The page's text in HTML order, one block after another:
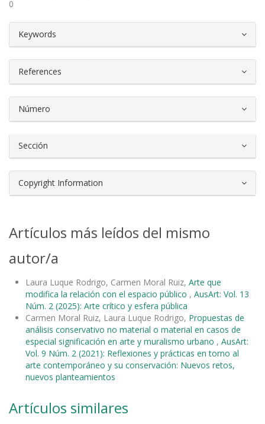
0
Keywords
References
Número
Sección
Copyright Information
Artículos más leídos del mismo
autor/a
Laura Luque Rodrigo, Carmen Moral Ruiz, Arte que
modifica la relación con el espacio público , AusArt: Vol. 13
Núm. 2 (2025): Arte crítico y esfera pública
Carmen Moral Ruiz, Laura Luque Rodrigo, Propuestas de
análisis conservativo no material o material en casos de
especial significación en arte y muralismo urbano , AusArt:
Vol. 9 Núm. 2 (2021): Reflexiones y prácticas en torno al
arte contemporáneo y su conservación: Nuevos retos,
nuevos planteamientos
Artículos similares